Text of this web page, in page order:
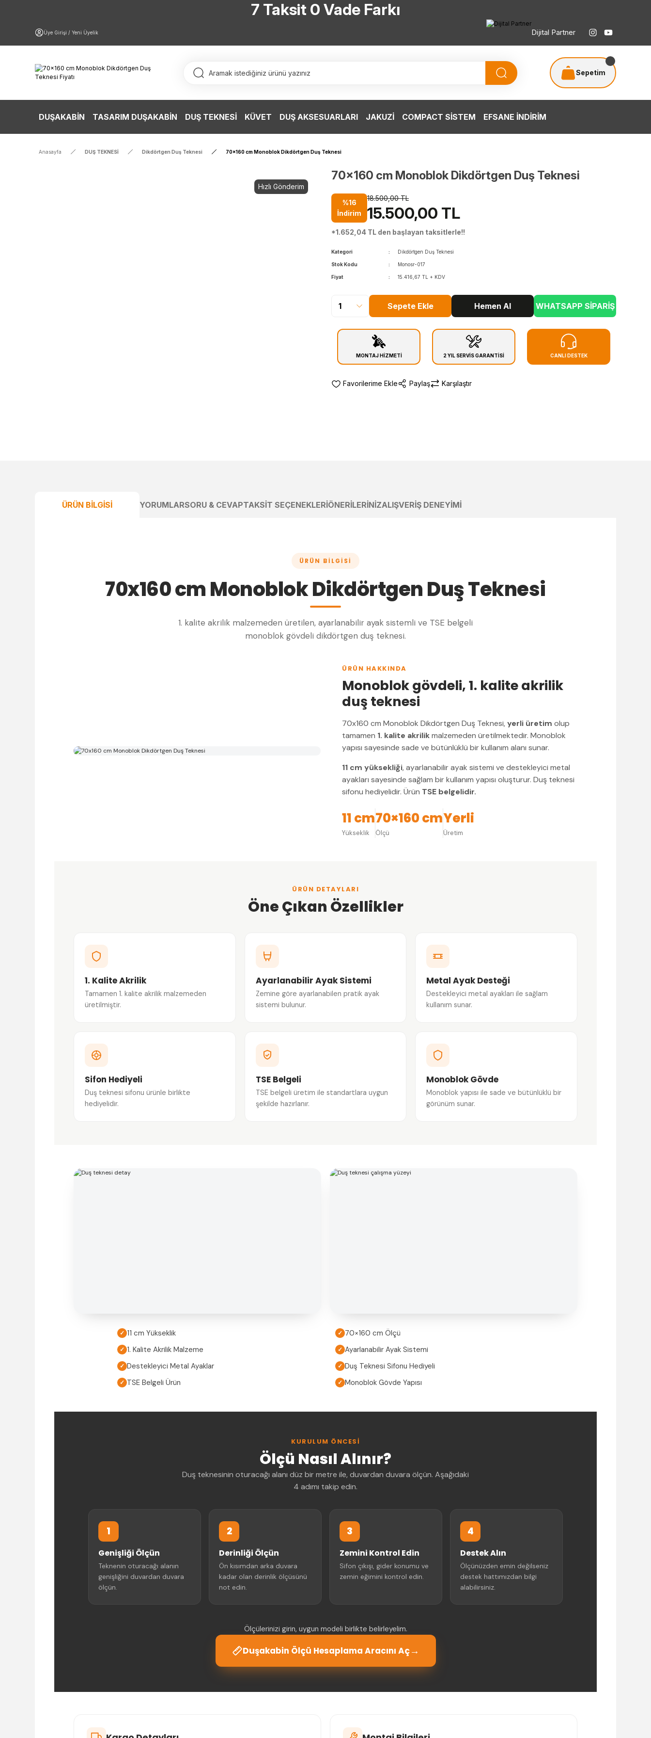
7 Taksit 0 Vade Farkı
Üye Girişi / Yeni Üyelik
TÜRKİYE’NİN HERYERİNE ÜCRETSİZ KARGO
Dijital Partner
Sepetim
DUŞAKABİN TASARIM DUŞAKABİN DUŞ TEKNESİ KÜVET DUŞ AKSESUARLARI JAKUZİ COMPACT SİSTEM EFSANE İNDİRİM
Anasayfa DUŞ TEKNESİ Dikdörtgen Duş Teknesi 70x160 cm Monoblok Dikdörtgen Duş Teknesi
Hızlı Gönderim
70x160 cm Monoblok Dikdörtgen Duş Teknesi
%16
İndirim
18.500,00 TL
15.500,00 TL
*1.652,04 TL den başlayan taksitlerle!!
Kategori Dikdörtgen Duş Teknesi
Stok Kodu Monosr-017
Fiyat 15.416,67 TL + KDV
Sepete Ekle Hemen Al WHATSAPP SİPARİŞ
MONTAJ HİZMETİ 2 YIL SERVİS GARANTİSİ CANLI DESTEK
Paylaş Karşılaştır
ÜRÜN BILGISI YORUMLARSORU & CEVAPTAKSIT SEÇENEKLERIÖNERILERINIZALIŞVERIŞ DENEYIMI
ÜRÜN BILGISI
70x160 cm Monoblok Dikdörtgen Duş Teknesi
1. kalite akrilik malzemeden üretilen, ayarlanabilir ayak sistemli ve TSE belgeli
monoblok gövdeli dikdörtgen duş teknesi.
ÜRÜN HAKKINDA
Monoblok gövdeli, 1. kalite akrilik
duş teknesi
70x160 cm Monoblok Dikdörtgen Duş Teknesi,yerli üretim olup
tamamen 1. kalite akrilikmalzemeden üretilmektedir. Monoblok
yapısı sayesinde sade ve bütünlüklü bir kullanım alanı sunar.
11 cm yüksekliği, ayarlanabilir ayak sistemi ve destekleyici metal
ayakları sayesinde sağlam bir kullanım yapısı oluşturur. Duş teknesi
sifonu hediyelidir. Ürün TSE belgelidir.
11 cm
Yükseklik
70×160 cm
Ölçü
Yerli
Üretim
ÜRÜN DETAYLARI
Öne Çıkan Özellikler
1. Kalite Akrilik
Tamamen 1. kalite akrilik malzemeden
üretilmiştir.
Ayarlanabilir Ayak Sistemi
Zemine göre ayarlanabilen pratik ayak
sistemi bulunur.
Metal Ayak Desteği
Destekleyici metal ayakları ile sağlam
kullanım sunar.
Sifon Hediyeli
Duş teknesi sifonu ürünle birlikte
hediyelidir.
TSE Belgeli
TSE belgeli üretim ile standartlara uygun
şekilde hazırlanır.
Monoblok Gövde
Monoblok yapısı ile sade ve bütünlüklü bir
görünüm sunar.
✓ 11 cm Yükseklik ✓ 70×160 cm Ölçü
✓ 1. Kalite Akrilik Malzeme ✓ Ayarlanabilir Ayak Sistemi
✓ Destekleyici Metal Ayaklar ✓ Duş Teknesi Sifonu Hediyeli
✓ TSE Belgeli Ürün ✓ Monoblok Gövde Yapısı
KURULUM ÖNCESI
Ölçü Nasıl Alınır?
Duş teknesinin oturacağı alanı düz bir metre ile, duvardan duvara ölçün. Aşağıdaki
4 adımı takip edin.
1
Genişliği Ölçün
Teknenin oturacağı alanın
genişliğini duvardan duvara
ölçün.
2
Derinliği Ölçün
Ön kısımdan arka duvara
kadar olan derinlik ölçüsünü
not edin.
3
Zemini Kontrol Edin
Sifon çıkışı, gider konumu ve
zemin eğimini kontrol edin.
4
Destek Alın
Ölçünüzden emin değilseniz
destek hattımızdan bilgi
alabilirsiniz.
Ölçülerinizi girin, uygun modeli birlikte belirleyelim.
Duşakabin Ölçü Hesaplama Aracını Aç→